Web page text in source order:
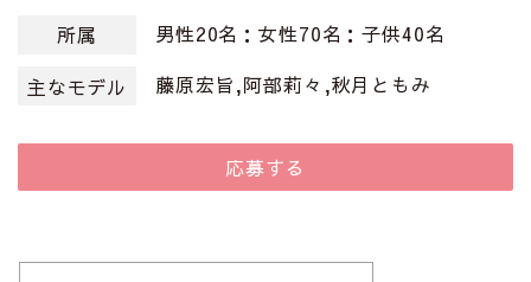
所属
男性20名：女性70名：子供40名
主なモデル 藤原宏旨,阿部莉々,秋月ともみ
応募する